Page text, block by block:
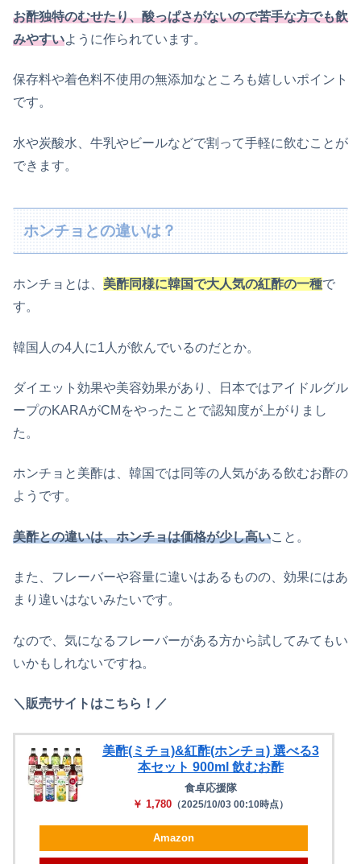
お酢独特のむせたり、酸っぱさがないので苦手な方でも飲
みやすいように作られています。
保存料や着色料不使用の無添加なところも嬉しいポイント
です。
水や炭酸水、牛乳やビールなどで割って手軽に飲むことが
できます。
ホンチョとの違いは？
ホンチョとは、 美酢同様に韓国で大人気の紅酢の一種で
す。
韓国人の4人に1人が飲んでいるのだとか。
ダイエット効果や美容効果があり、日本ではアイドルグル
ープのKARAがCMをやったことで認知度が上がりまし
た。
ホンチョと美酢は、韓国では同等の人気がある飲むお酢の
ようです。
美酢との違いは、ホンチョは価格が少し高いこと。
また、フレーバーや容量に違いはあるものの、効果にはあ
まり違いはないみたいです。
なので、気になるフレーバーがある方から試してみてもい
いかもしれないですね。
＼販売サイトはこちら！／
美酢(ミチョ)&紅酢(ホンチョ) 選べる3
本セット 900ml 飲むお酢
食卓応援隊
￥ 1,780 （2025/10/03 00:10時点）
Amazon